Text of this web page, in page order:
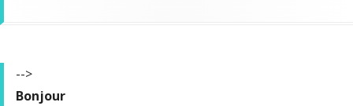
-->
Bonjour